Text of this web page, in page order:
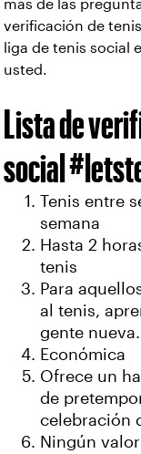
más de las
verificación de
liga de tenis social
usted.
Lista de
social
Tenis entre
semana
Hasta 2
tenis
Para
al tenis,
gente nueva.
Económica
Ofrece un
de
celebración
Ningún